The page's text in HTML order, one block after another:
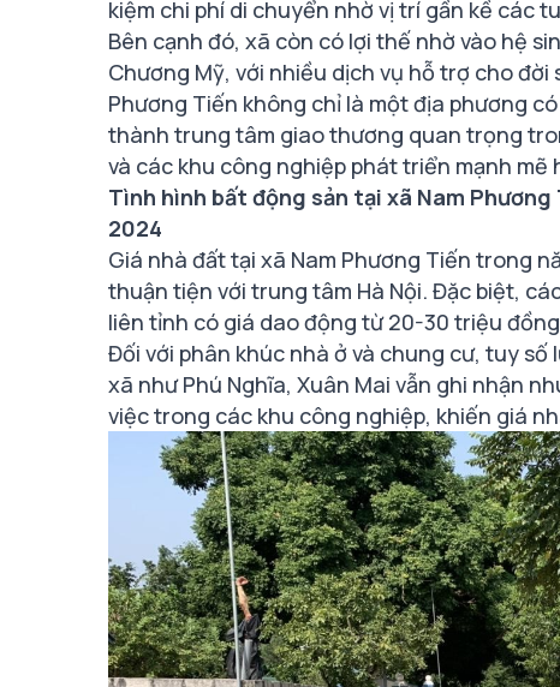
kiệm chi phí di chuyển nhờ vị trí gần kề các
Bên cạnh đó, xã còn có lợi thế nhờ vào hệ
Chương Mỹ, với nhiều dịch vụ hỗ trợ cho
Phương Tiến không chỉ là một địa phương
thành trung tâm giao thương quan trọng
và các khu công nghiệp phát triển mạnh mẽ
Tình hình bất động sản tại xã Nam
2024
Giá nhà đất tại xã Nam Phương Tiến trong
thuận tiện với trung tâm Hà Nội. Đặc biệt,
liên tỉnh có giá dao động từ 20-30 triệu
Đối với phân khúc nhà ở và chung cư, tuy
xã như Phú Nghĩa, Xuân Mai vẫn ghi nhận
việc trong các khu công nghiệp, khiến giá